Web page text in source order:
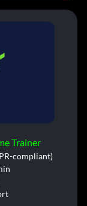
Trainer
compliant)